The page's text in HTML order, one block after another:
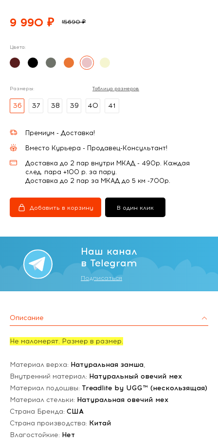
9 990 ₽ 15690 ₽
Цвета:
Размеры: Таблица размеров
36 37 38 39 40 41
Премиум - Доставка!
Вместо Курьера - Продавец-Консультант!
Доставка до 2 пар внутри МКАД - 490р. Каждая
след. пара +100 р. за пару.
Доставка до 2 пар за МКАД до 5 км -700р.
Добавить в корзину В один клик
Наш канал
в Telegram
Подписаться
Описание
Не маломерят. Размер в размер.
Материал верха: Натуральная замша,
Внутренний материал: Натуральный овечий мех
Материал подошвы: Treadlite by UGG™ (нескользящая)
Материал стельки: Натуральная овечий мех
Страна Бренда: США
Страна производства: Китай
Влагостойкие: Нет